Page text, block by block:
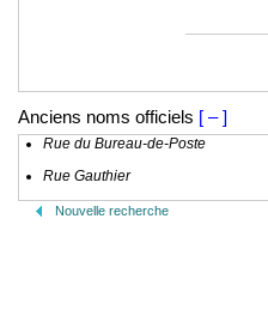
Anciens noms officiels [ – ]
Rue du Bureau-de-Poste
Rue Gauthier
Nouvelle recherche